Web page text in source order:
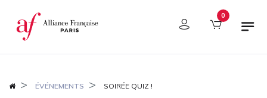
Panneau de gestion des cookies 0
ÉVÉNEMENTS SOIRÉE QUIZ !